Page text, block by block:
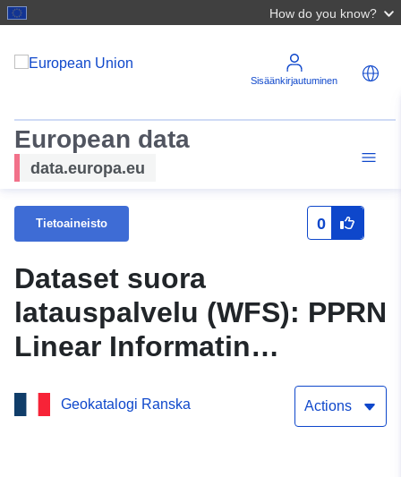
How do you know?
Sisäänkirjautuminen
European data
data.europa.eu
Tietoaineisto 0
Dataset suora
latauspalvelu (WFS): PPRN
Linear Informatin
Geokatalogi Ranska Actions